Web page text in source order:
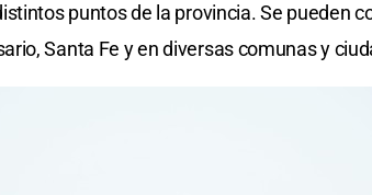
puntos de la provincia. Se pueden
Santa Fe y en diversas comunas y